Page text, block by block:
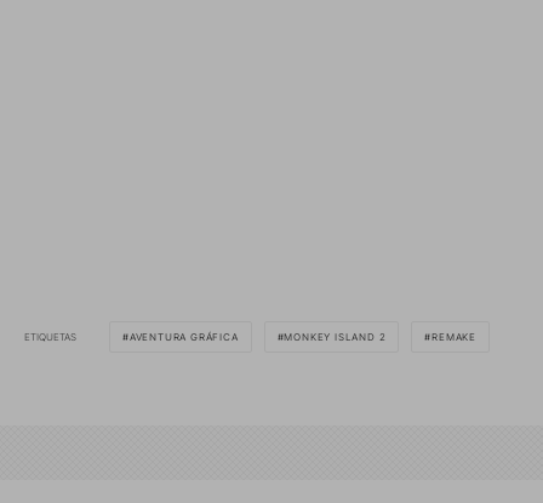
ETIQUETAS AVENTURA GRÁFICA MONKEY ISLAND 2 REMAKE